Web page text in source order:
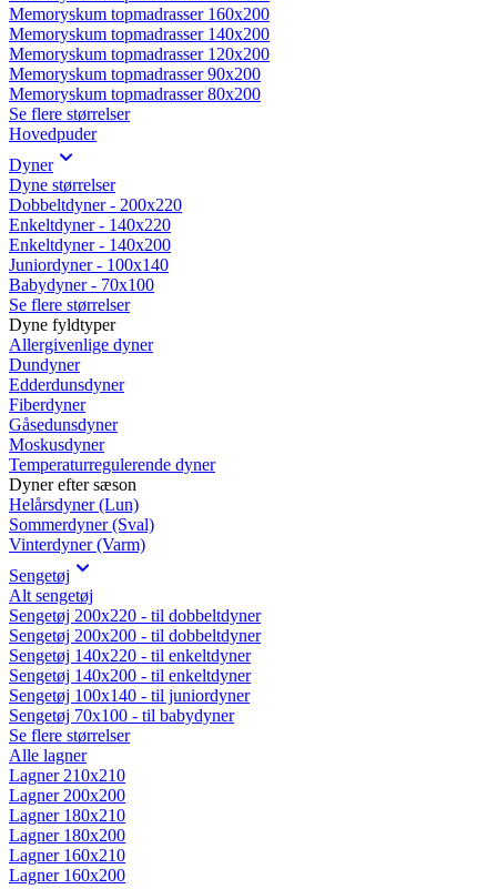
Memoryskum topmadrasser 160x200
Memoryskum topmadrasser 140x200
Memoryskum topmadrasser 120x200
Memoryskum topmadrasser 90x200
Memoryskum topmadrasser 80x200
Se flere størrelser
Hovedpuder
Dyner
Dyne størrelser
Dobbeltdyner - 200x220
Enkeltdyner - 140x220
Enkeltdyner - 140x200
Juniordyner - 100x140
Babydyner - 70x100
Se flere størrelser
Dyne fyldtyper
Allergivenlige dyner
Dundyner
Edderdunsdyner
Fiberdyner
Gåsedunsdyner
Moskusdyner
Temperaturregulerende dyner
Dyner efter sæson
Helårsdyner (Lun)
Sommerdyner (Sval)
Vinterdyner (Varm)
Sengetøj
Alt sengetøj
Sengetøj 200x220 - til dobbeltdyner
Sengetøj 200x200 - til dobbeltdyner
Sengetøj 140x220 - til enkeltdyner
Sengetøj 140x200 - til enkeltdyner
Sengetøj 100x140 - til juniordyner
Sengetøj 70x100 - til babydyner
Se flere størrelser
Alle lagner
Lagner 210x210
Lagner 200x200
Lagner 180x210
Lagner 180x200
Lagner 160x210
Lagner 160x200